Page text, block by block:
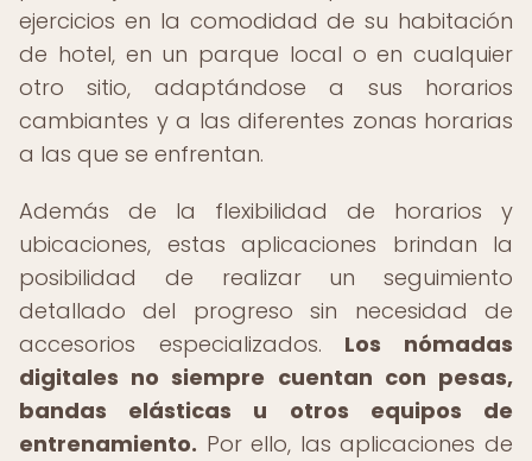
ejercicios en la comodidad de su habitación
de hotel, en un parque local o en cualquier
otro sitio, adaptándose a sus horarios
cambiantes y a las diferentes zonas horarias
a las que se enfrentan.
Además de la flexibilidad de horarios y
ubicaciones, estas aplicaciones brindan la
posibilidad de realizar un seguimiento
detallado del progreso sin necesidad de
accesorios especializados. Los nómadas
digitales no siempre cuentan con pesas,
bandas elásticas u otros equipos de
entrenamiento. Por ello, las aplicaciones de